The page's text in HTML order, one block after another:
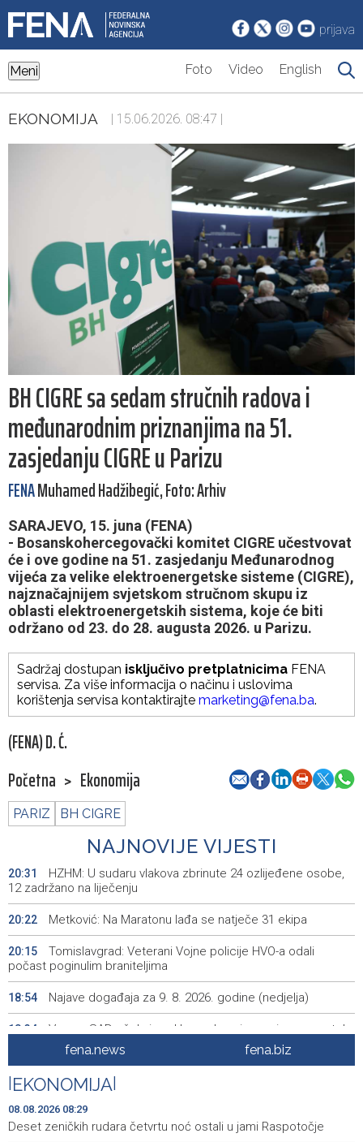
prijava
Meni Foto Video English
EKONOMIJA | 15.06.2026. 08:47 |
BH CIGRE sa sedam stručnih radova i
međunarodnim priznanjima na 51.
zasjedanju CIGRE u Parizu
FENAMuhamed Hadžibegić, Foto: Arhiv
SARAJEVO, 15. juna (FENA)
- Bosanskohercegovački komitet CIGRE učestvovat
će i ove godine na 51. zasjedanju Međunarodnog
vijeća za velike elektroenergetske sisteme (CIGRE),
najznačajnijem svjetskom stručnom skupu iz
oblasti elektroenergetskih sistema, koje će biti
održano od 23. do 28. augusta 2026. u Parizu.
Sadržaj dostupan isključivo pretplatnicima FENA
servisa. Za više informacija o načinu i uslovima
korištenja servisa kontaktirajte marketing@fena.ba.
(FENA) D. Ć.
Početna > Ekonomija
PARIZ BH CIGRE
NAJNOVIJE VIJESTI
20:31
HZHM: U sudaru vlakova zbrinute 24 ozlijeđene osobe,
12 zadržano na liječenju
20:22 Metković: Na Maratonu lađa se natječe 31 ekipa
20:15
Tomislavgrad: Veterani Vojne policije HVO-a odali
počast poginulim braniteljima
18:54 Najave događaja za 9. 8. 2026. godine (nedjelja)
18:34
Vance: SAD očekuje od Irana da osigura siguran protok
nafte kroz Hormuški moreuz
18:21
Iranski šef sigurnosti: Hormuški moreuz će ostati
zatvoren dok SAD ne ispuni zahtjeve Teherana
18:09
Iran 'vrlo blizu' dogovora s Omanom o novoj Hormuškoj
fena.news fena.biz
EKONOMIJA
08.08.2026 08:29
Deset zeničkih rudara četvrtu noć ostali u jami Raspotočje